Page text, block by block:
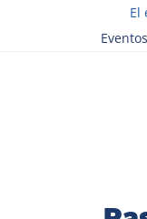
El
Eventos